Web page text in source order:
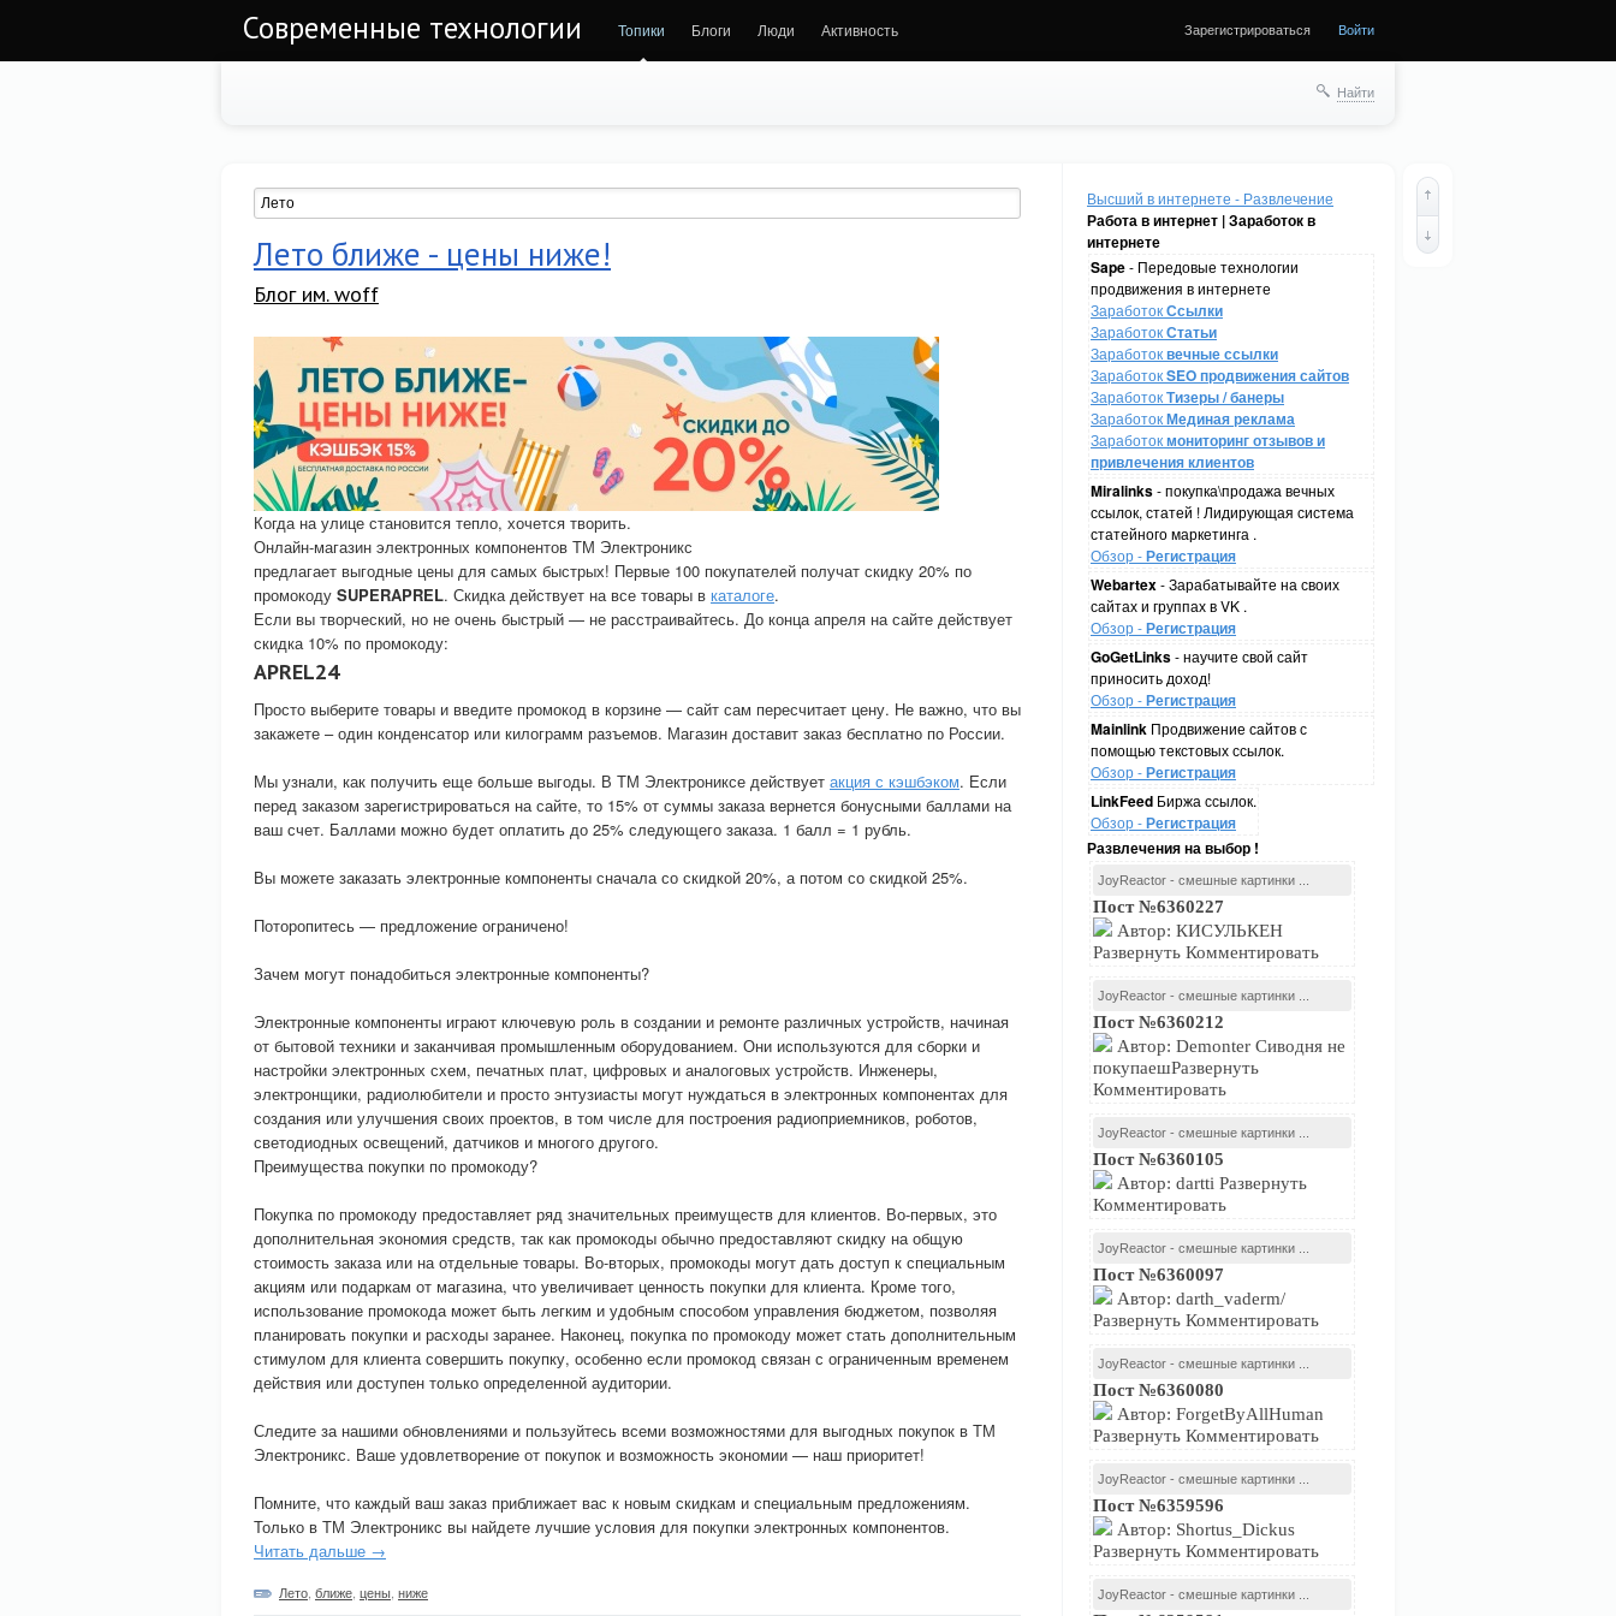
Современные технологии Топики Блоги Люди Активность Зарегистрироваться Войти
Найти
Высший в интернете - Развлечение
Работа в интернет | Заработок в
интернете
Sape- Передовые технологии
продвижения в интернете
ЗаработокСсылки
ЗаработокСтатьи
Заработоквечные ссылки
ЗаработокSEO продвижения сайтов
ЗаработокТизеры / банеры
ЗаработокМединая реклама
Заработокмониторинг отзывов и
привлечения клиентов
Miralinks- покупка\продажа вечных
ссылок, статей ! Лидирующая система
статейного маркетинга .
Обзор -Регистрация
Webartex- Зарабатывайте на своих
сайтах и группах в VK .
Обзор -Регистрация
GoGetLinks- научите свой сайт
приносить доход!
Обзор -Регистрация
Mainlink Продвижение сайтов с
помощью текстовых ссылок.
Обзор -Регистрация
LinkFeed Биржа ссылок.
Обзор -Регистрация
Развлечения на выбор !
JoyReactor - смешные картинки ...
Пост №6360227
Автор: КИСУЛЬКЕН
Развернуть Комментировать
JoyReactor - смешные картинки ...
Пост №6360212
Автор: Demonter Сиводня не
покупаешРазвернуть
Комментировать
JoyReactor - смешные картинки ...
Пост №6360105
Автор: dartti Развернуть
Комментировать
JoyReactor - смешные картинки ...
Пост №6360097
Автор: darth_vaderm/
Развернуть Комментировать
JoyReactor - смешные картинки ...
Пост №6360080
Автор: ForgetByAllHuman
Развернуть Комментировать
JoyReactor - смешные картинки ...
Пост №6359596
Автор: Shortus_Dickus
Развернуть Комментировать
JoyReactor - смешные картинки ...
Лето ближе - цены ниже!
Блог им. woff
Когда на улице становится тепло, хочется творить.
Онлайн-магазин электронных компонентов ТМ Электроникс
предлагает выгодные цены для самых быстрых! Первые 100 покупателей получат скидку 20% по
промокоду SUPERAPREL. Скидка действует на все товары в каталоге.
Если вы творческий, но не очень быстрый — не расстраивайтесь. До конца апреля на сайте действует
скидка 10% по промокоду:
APREL24
Просто выберите товары и введите промокод в корзине — сайт сам пересчитает цену. Не важно, что вы
закажете – один конденсатор или килограмм разъемов. Магазин доставит заказ бесплатно по России.
Мы узнали, как получить еще больше выгоды. В ТМ Электрониксе действует акция с кэшбэком. Если
перед заказом зарегистрироваться на сайте, то 15% от суммы заказа вернется бонусными баллами на
ваш счет. Баллами можно будет оплатить до 25% следующего заказа. 1 балл = 1 рубль.
Вы можете заказать электронные компоненты сначала со скидкой 20%, а потом со скидкой 25%.
Поторопитесь — предложение ограничено!
Зачем могут понадобиться электронные компоненты?
Электронные компоненты играют ключевую роль в создании и ремонте различных устройств, начиная
от бытовой техники и заканчивая промышленным оборудованием. Они используются для сборки и
настройки электронных схем, печатных плат, цифровых и аналоговых устройств. Инженеры,
электронщики, радиолюбители и просто энтузиасты могут нуждаться в электронных компонентах для
создания или улучшения своих проектов, в том числе для построения радиоприемников, роботов,
светодиодных освещений, датчиков и многого другого.
Преимущества покупки по промокоду?
Покупка по промокоду предоставляет ряд значительных преимуществ для клиентов. Во-первых, это
дополнительная экономия средств, так как промокоды обычно предоставляют скидку на общую
стоимость заказа или на отдельные товары. Во-вторых, промокоды могут дать доступ к специальным
акциям или подаркам от магазина, что увеличивает ценность покупки для клиента. Кроме того,
использование промокода может быть легким и удобным способом управления бюджетом, позволяя
планировать покупки и расходы заранее. Наконец, покупка по промокоду может стать дополнительным
стимулом для клиента совершить покупку, особенно если промокод связан с ограниченным временем
действия или доступен только определенной аудитории.
Следите за нашими обновлениями и пользуйтесь всеми возможностями для выгодных покупок в ТМ
Электроникс. Ваше удовлетворение от покупок и возможность экономии — наш приоритет!
Помните, что каждый ваш заказ приближает вас к новым скидкам и специальным предложениям.
Только в ТМ Электроникс вы найдете лучшие условия для покупки электронных компонентов.
Читать дальше →
Лето ближе цены ниже